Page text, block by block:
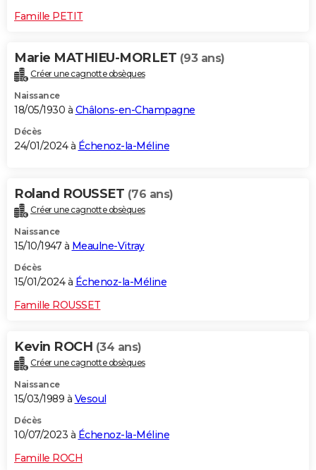
Famille PETIT
Marie MATHIEU-MORLET (93 ans)
Créer une cagnotte obsèques
Naissance
18/05/1930 à Châlons-en-Champagne
Décès
24/01/2024 à Échenoz-la-Méline
Roland ROUSSET (76 ans)
Créer une cagnotte obsèques
Naissance
15/10/1947 à Meaulne-Vitray
Décès
15/01/2024 à Échenoz-la-Méline
Famille ROUSSET
Kevin ROCH (34 ans)
Créer une cagnotte obsèques
Naissance
15/03/1989 à Vesoul
Décès
10/07/2023 à Échenoz-la-Méline
Famille ROCH